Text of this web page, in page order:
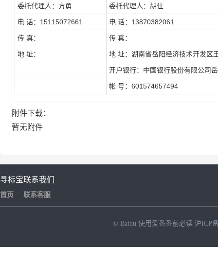
委托代理人：方勇 委托代理人：胡仕
电 话：15115072661 电 话：13870382061
传 真： 传 真：
地 址： 地 址：湖南省岳阳经济技术开发区
开户银行：中国银行股份有限公司
帐 号：601574657494
附件下载：
暂无附件
寻标宝
首页
联系我们
联系客服
© Baidu 使用爱番番前必读 沪ICP